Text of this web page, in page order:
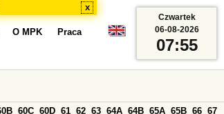
x
O MPK Praca
60C 60D 61 62 63 64A 64B 65A 65B 66 67
Czwartek
06-08-2026
07:55